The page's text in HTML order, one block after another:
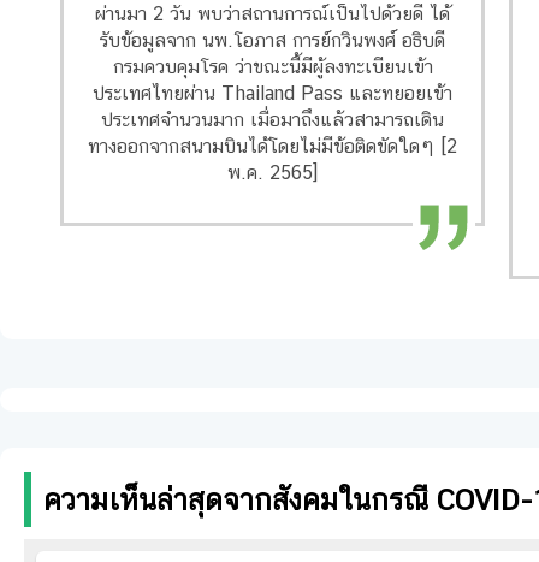
ผ่านมา 2 วัน พบว่าสถานการณ์เป็นไปด้วยดี ได้
รับข้อมูลจาก นพ.โอภาส การย์กวินพงศ์ อธิบดี
กรมควบคุมโรค ว่าขณะนี้มีผู้ลงทะเบียนเข้า
ประเทศไทยผ่าน Thailand Pass และทยอยเข้า
ประเทศจำนวนมาก เมื่อมาถึงแล้วสามารถเดิน
ทางออกจากสนามบินได้โดยไม่มีข้อติดขัดใดๆ [2
พ.ค. 2565]
ความเห็นล่าสุดจากสังคมในกรณี